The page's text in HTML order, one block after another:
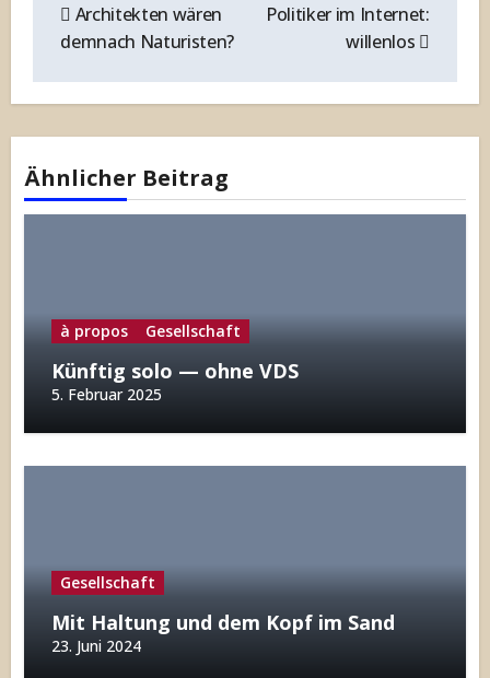
Architekten wären
demnach Naturisten?
Politiker im Internet:
willenlos
Ähnlicher Beitrag
à propos Gesellschaft
Künftig solo — ohne VDS
5. Februar 2025
Gesellschaft
Mit Haltung und dem Kopf im Sand
23. Juni 2024